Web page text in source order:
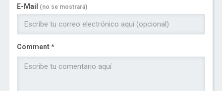
E-Mail (no se mostrará)
Comment *